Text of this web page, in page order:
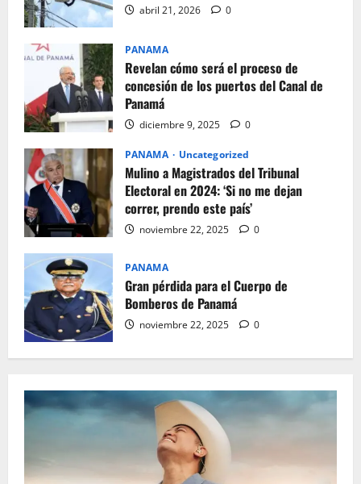
abril 21, 2026 0
PANAMA
Revelan cómo será el proceso de
concesión de los puertos del Canal de
Panamá
diciembre 9, 2025 0
PANAMA Uncategorized
Mulino a Magistrados del Tribunal
Electoral en 2024: ‘Si no me dejan
correr, prendo este país’
noviembre 22, 2025 0
PANAMA
Gran pérdida para el Cuerpo de
Bomberos de Panamá
noviembre 22, 2025 0